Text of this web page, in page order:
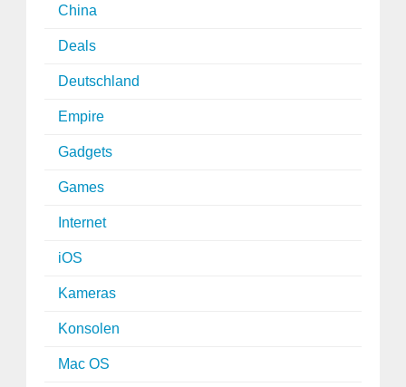
China
Deals
Deutschland
Empire
Gadgets
Games
Internet
iOS
Kameras
Konsolen
Mac OS